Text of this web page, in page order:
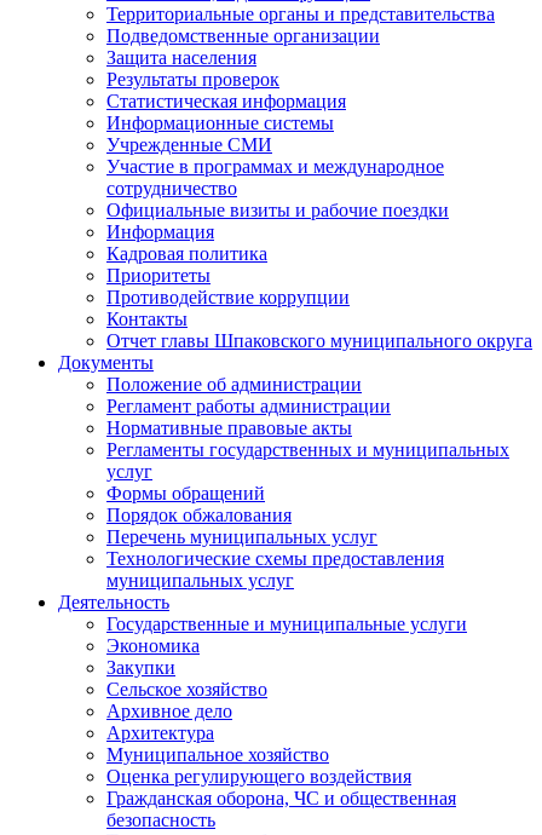
Территориальные органы и представительства
Подведомственные организации
Защита населения
Результаты проверок
Статистическая информация
Информационные системы
Учрежденные СМИ
Участие в программах и международное
сотрудничество
Официальные визиты и рабочие поездки
Информация
Кадровая политика
Приоритеты
Противодействие коррупции
Контакты
Отчет главы Шпаковского муниципального округа
Документы
Положение об администрации
Регламент работы администрации
Нормативные правовые акты
Регламенты государственных и муниципальных
услуг
Формы обращений
Порядок обжалования
Перечень муниципальных услуг
Технологические схемы предоставления
муниципальных услуг
Деятельность
Государственные и муниципальные услуги
Экономика
Закупки
Сельское хозяйство
Архивное дело
Архитектура
Муниципальное хозяйство
Оценка регулирующего воздействия
Гражданская оборона, ЧС и общественная
безопасность